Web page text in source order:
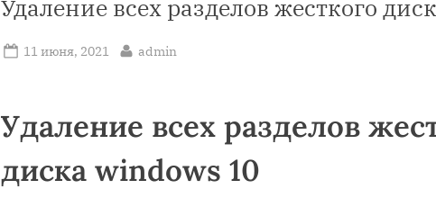
Удаление всех разделов жесткого
Posted
11 июня, 2021 By
admin
Удаление всех разделов
диска windows 10